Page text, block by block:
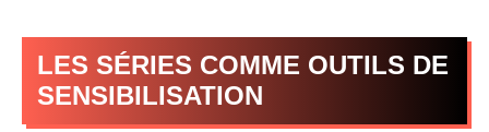
LES SÉRIES COMME OUTILS DE
SENSIBILISATION